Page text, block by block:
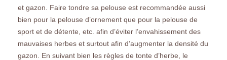
et gazon. Faire tondre sa pelouse est recommandée aussi
bien pour la pelouse d’ornement que pour la pelouse de
sport et de détente, etc. afin d’éviter l’envahissement des
mauvaises herbes et surtout afin d’augmenter la densité du
gazon. En suivant bien les règles de tonte d’herbe, le